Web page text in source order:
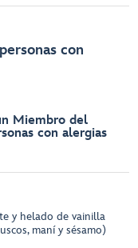
con
Miembro del
con alergias
y helado de vainilla
maní y sésamo)